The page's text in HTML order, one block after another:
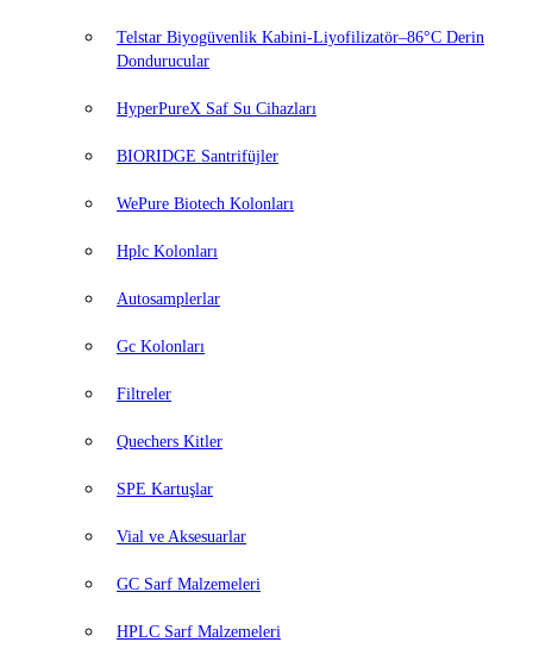
Telstar Biyogüvenlik Kabini-Liyofilizatör–86°C Derin
Dondurucular
HyperPureX Saf Su Cihazları
BIORIDGE Santrifüjler
WePure Biotech Kolonları
Hplc Kolonları
Autosamplerlar
Gc Kolonları
Filtreler
Quechers Kitler
SPE Kartuşlar
Vial ve Aksesuarlar
GC Sarf Malzemeleri
HPLC Sarf Malzemeleri